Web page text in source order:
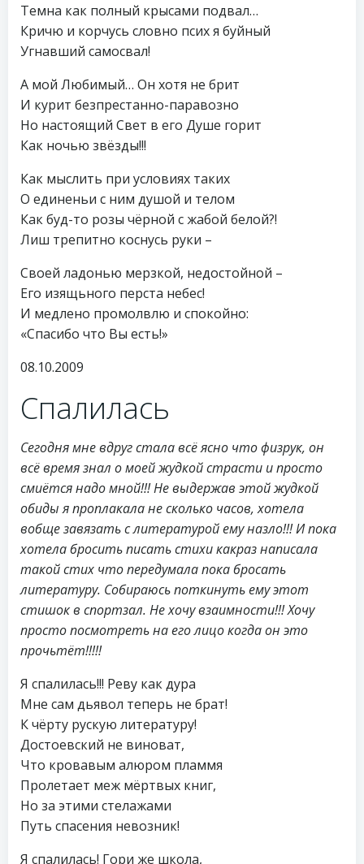
Темна как полный крысами подвал…
Кричю и корчусь словно псих я буйный
Угнавший самосвал!
А мой Любимый… Он хотя не брит
И курит безпрестанно-паравозно
Но настоящий Свет в его Душе горит
Как ночью звёзды!!!
Как мыслить при условиях таких
О единеньи с ним душой и телом
Как буд-то розы чёрной с жабой белой?!
Лиш трепитно коснусь руки –
Своей ладонью мерзкой, недостойной –
Его изящьного перста небес!
И медлено промолвлю и спокойно:
«Спасибо что Вы есть!»
08.10.2009
Спалилась
Сегодня мне вдруг стала всё ясно что физрук, он
всё время знал о моей жудкой страсти и просто
смиётся надо мной!!! Не выдержав этой жудкой
обиды я проплакала не сколько часов, хотела
вобще завязать с литературой ему назло!!! И пока
хотела бросить писать стихи какраз написала
такой стих что передумала пока бросать
литературу. Собираюсь поткинуть ему этот
стишок в спортзал. Не хочу взаимности!!! Хочу
просто посмотреть на его лицо когда он это
прочьтёт!!!!!
Я спалилась!!! Реву как дура
Мне сам дьявол теперь не брат!
К чёрту рускую литературу!
Достоевский не виноват,
Что кровавым алюром пламмя
Пролетает меж мёртвых книг,
Но за этими стелажами
Путь спасения невозник!
Я спалилась! Гори же школа,